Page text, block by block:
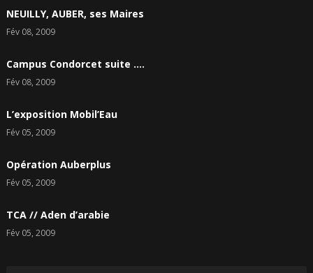
NEUILLY, AUBER, ses Maires
Fév 08, 2009
Campus Condorcet suite ….
Fév 08, 2009
L’exposition Mobil’Eau
Fév 05, 2009
Opération Auberplus
Fév 05, 2009
TCA // Aden d’arabie
Fév 05, 2009